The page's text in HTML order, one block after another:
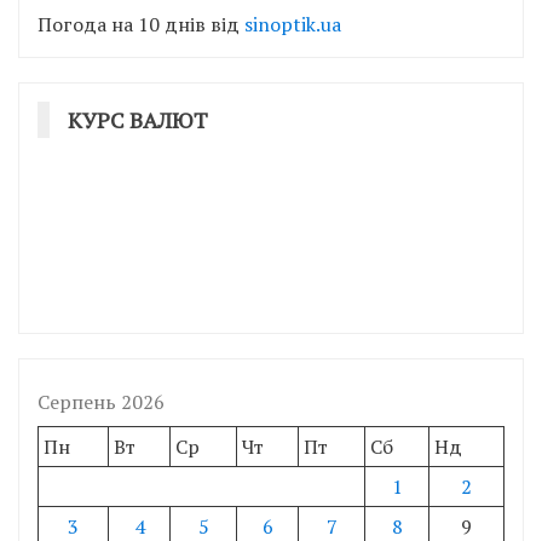
Погода на 10 днів від sinoptik.ua
КУРС ВАЛЮТ
Серпень 2026
Пн
Вт Ср Чт Пт Сб
Нд
1
2
3
4 5 6 7 8
9